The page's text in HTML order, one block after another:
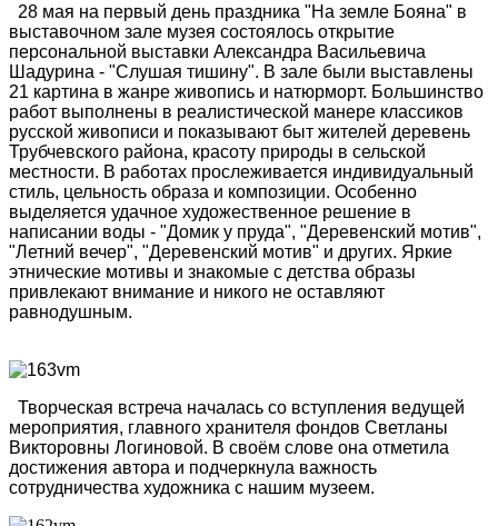
28 мая на первый день праздника "На земле Бояна" в
выставочном зале музея состоялось открытие
персональной выставки Александра Васильевича
Шадурина - "Слушая тишину". В зале были выставлены
21 картина в жанре живопись и натюрморт. Большинство
работ выполнены в реалистической манере классиков
русской живописи и показывают быт жителей деревень
Трубчевского района, красоту природы в сельской
местности. В работах прослеживается индивидуальный
стиль, цельность образа и композиции. Особенно
выделяется удачное художественное решение в
написании воды - "Домик у пруда", "Деревенский мотив",
"Летний вечер", "Деревенский мотив" и других. Яркие
этнические мотивы и знакомые с детства образы
привлекают внимание и никого не оставляют
равнодушным.
Творческая встреча началась со вступления ведущей
мероприятия, главного хранителя фондов Светланы
Викторовны Логиновой. В своём слове она отметила
достижения автора и подчеркнула важность
сотрудничества художника с нашим музеем.